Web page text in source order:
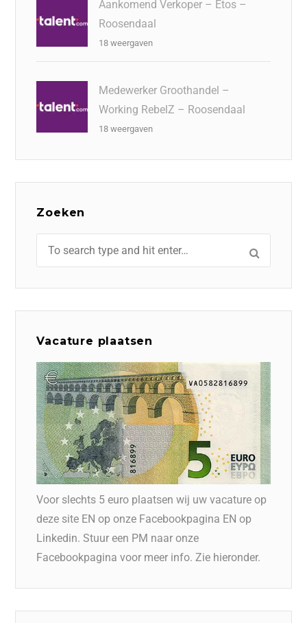
Aankomend Verkoper – Etos –
Roosendaal
18 weergaven
Medewerker Groothandel –
Working RebelZ – Roosendaal
18 weergaven
Zoeken
Vacature plaatsen
Voor slechts 5 euro plaatsen wij uw vacature op
deze site EN op onze Facebookpagina EN op
Linkedin. Stuur een PM naar onze
Facebookpagina voor meer info. Zie hieronder.